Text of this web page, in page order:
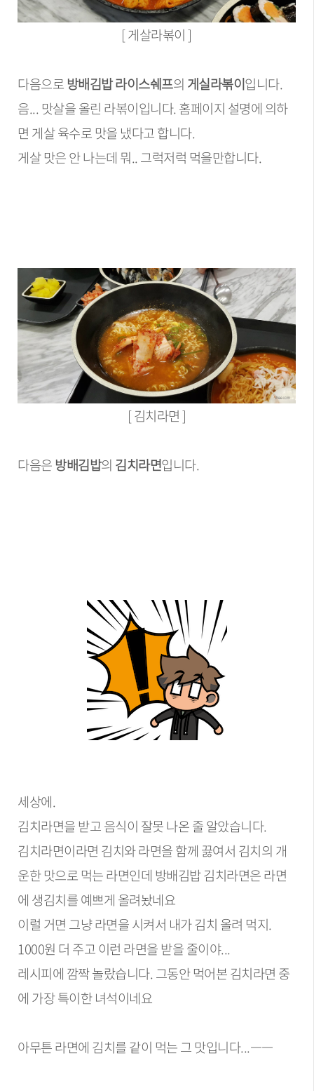
[게살라볶이]
다음으로방배김밥 라이스쉐프의 게실라볶이입니다.
음... 맛살을 올린 라볶이입니다. 홈페이지 설명에 의하
면 게살 육수로 맛을 냈다고 합니다.
게살 맛은 안 나는데 뭐.. 그럭저럭 먹을만합니다.
[ 김치라면 ]
다음은방배김밥의 김치라면입니다.
세상에.
김치라면을 받고 음식이 잘못 나온 줄 알았습니다.
김치라면이라면 김치와 라면을 함께 끓여서 김치의 개
운한 맛으로 먹는 라면인데 방배김밥 김치라면은 라면
에 생김치를 예쁘게 올려놨네요
이럴 거면 그냥 라면을 시켜서 내가 김치 올려 먹지.
1000원 더 주고 이런 라면을 받을 줄이야...
레시피에 깜짝 놀랐습니다. 그동안 먹어본 김치라면 중
에 가장 특이한 녀석이네요
아무튼 라면에 김치를 같이 먹는 그 맛입니다...ㅡㅡ